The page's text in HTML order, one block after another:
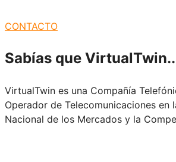
CONTACTO
Sabías que
VirtualTwin es una Compañía
Operador de Telecomunicaciones en
Nacional de los Mercados y la